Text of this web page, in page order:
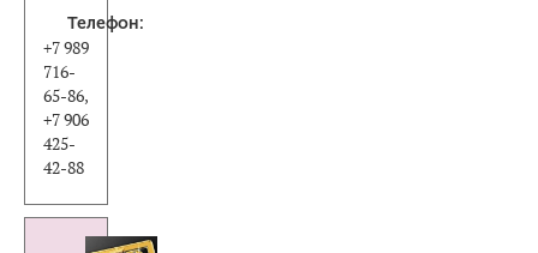
Телефон:
+7 989
716-
65-86,
+7 906
425-
42-88